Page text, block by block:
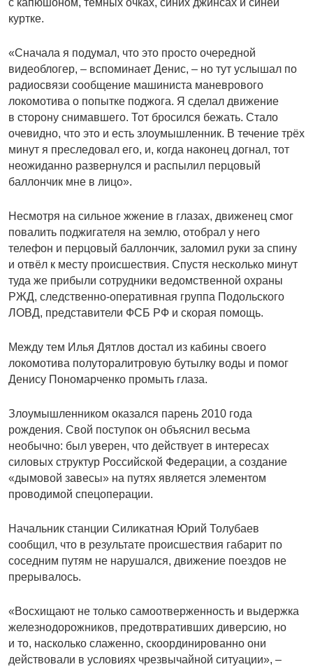
с капюшоном, тёмных очках, синих джинсах и синей
куртке.
«Сначала я подумал, что это просто очередной
видеоблогер, – вспоминает Денис, – но тут услышал по
радиосвязи сообщение машиниста маневрового
локомотива о попытке поджога. Я сделал движение
в сторону снимавшего. Тот бросился бежать. Стало
очевидно, что это и есть злоумышленник. В течение трёх
минут я преследовал его, и, когда наконец догнал, тот
неожиданно развернулся и распылил перцовый
баллончик мне в лицо».
Несмотря на сильное жжение в глазах, движенец смог
повалить поджигателя на землю, отобрал у него
телефон и перцовый баллончик, заломил руки за спину
и отвёл к месту происшествия. Спустя несколько минут
туда же прибыли сотрудники ведомственной охраны
РЖД, следственно-оперативная группа Подольского
ЛОВД, представители ФСБ РФ и скорая помощь.
Между тем Илья Дятлов достал из кабины своего
локомотива полуторалитровую бутылку воды и помог
Денису Пономарченко промыть глаза.
Злоумышленником оказался парень 2010 года
рождения. Свой поступок он объяснил весьма
необычно: был уверен, что действует в интересах
силовых структур Российской Федерации, а создание
«дымовой завесы» на путях является элементом
проводимой спецоперации.
Начальник станции Силикатная Юрий Толубаев
сообщил, что в результате происшествия габарит по
соседним путям не нарушался, движение поездов не
прерывалось.
«Восхищают не только самоотверженность и выдержка
железнодорожников, предотвративших диверсию, но
и то, насколько слаженно, скоординированно они
действовали в условиях чрезвычайной ситуации», –